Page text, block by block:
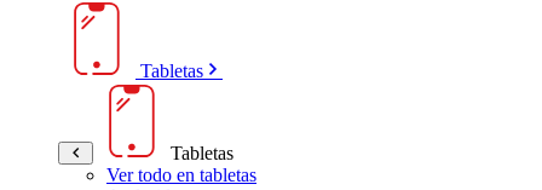
Tabletas
Tabletas
Ver todo en tabletas